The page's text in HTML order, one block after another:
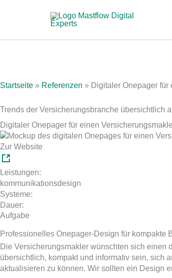
Startseite » Referenzen » Digitaler Onepager
Trends der Versicherungsbranche übersichtlich
Digitaler Onepager für einen
Zur Website
Leistungen:
kommunikationsdesign
Systeme:
Dauer:
Aufgabe
Professionelles Onepager-Design für kompakte
Die Versicherungsmakler wünschten sich
übersichtlich, kompakt und informativ sein, sich
aktualisieren zu können. Wir sollten ein Design